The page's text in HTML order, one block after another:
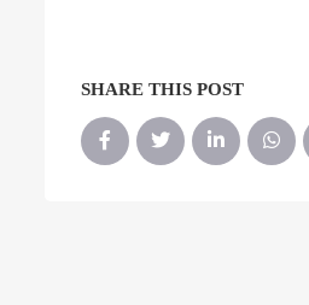
SHARE THIS POST